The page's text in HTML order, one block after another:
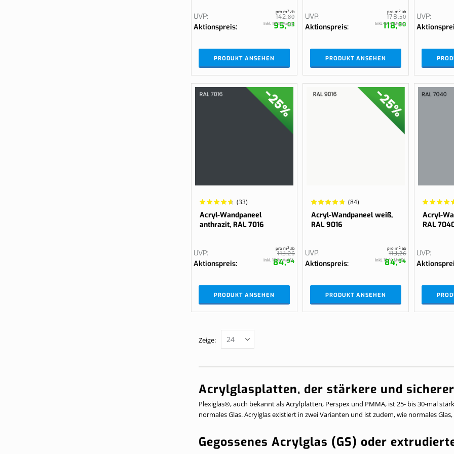
UVP 142,80
Aktionspreis
pro m² ab
95,03
Inkl. 19 % MwSt.
PRODUKT ANSEHEN
UVP 178,50
Aktionspreis
pro m² ab
118,80
Inkl. 19 % MwSt.
PRODUKT ANSEHEN
UVP
Wertung:
95%
(33)
Acryl-Wandpaneel
anthrazit, RAL 7016
UVP 113,26
Aktionspreis
pro m² ab
84,94
Inkl. 19 % MwSt.
PRODUKT ANSEHEN
Wertung:
98.2558%
(84)
Acryl-Wandpaneel weiß,
RAL 9016
UVP 113,26
Aktionspreis
pro m² ab
84,94
Inkl. 19 % MwSt.
PRODUKT ANSEHEN
Wertung:
99.3548%
Acryl-
RAL
UVP
Zeige
Acrylglasplatten, der stärkere und
Plexiglas®, auch bekannt als Acrylplatten, Perspex und PMMA, ist 25- bis 30-mal
normales Glas. Acrylglas existiert in zwei Varianten und ist zudem, wie normales
Gegossenes Acrylglas (GS) oder